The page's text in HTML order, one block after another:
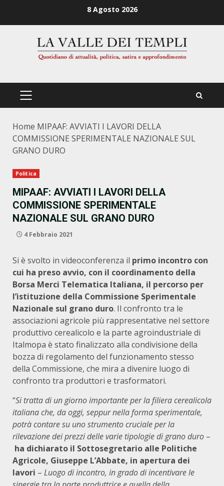
8 Agosto 2026
PRIMÄRES
Home MIPAAF: AVVIATI I LAVORI DELLA
COMMISSIONE SPERIMENTALE NAZIONALE SUL
GRANO DURO
Politica
MIPAAF: AVVIATI I LAVORI DELLA
COMMISSIONE SPERIMENTALE
NAZIONALE SUL GRANO DURO
4 Febbraio 2021
Si è svolto in videoconferenza il primo incontro con
cui ha preso avvio, con il coordinamento della
Borsa Merci Telematica Italiana, il percorso per
l’istituzione della Commissione Sperimentale
Nazionale sul grano duro. Il confronto tra le
associazioni agricole più rappresentative nel settore
produttivo cerealicolo e la parte agroindustriale di
Italmopa è stato finalizzato alla condivisione della
bozza di regolamento del funzionamento stesso
della Commissione, che mira a divenire luogo di
confronto tra produttori e trasformatori.
“Si tratta di un giorno importante per la filiera cerealicola
italiana che, da oggi, seppur nella forma sperimentale,
potrà contare su uno strumento cruciale per la
rilevazione dei prezzi delle varie tipologie di grano duro –
ha dichiarato il Sottosegretario alle Politiche
Agricole, Giuseppe L’Abbate, in apertura dei
lavori – Luogo di incontro, in grado di incentivare le